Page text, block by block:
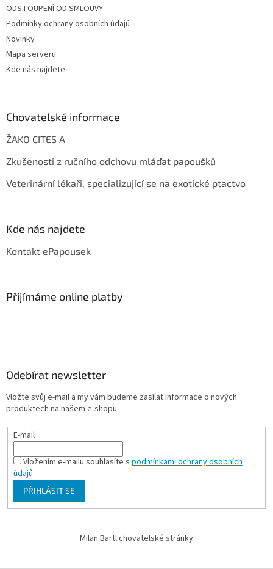
ODSTOUPENÍ OD SMLOUVY
Podmínky ochrany osobních údajů
Novinky
Mapa serveru
Kde nás najdete
Chovatelské informace
ŽAKO CITES A
Zkušenosti z ručního odchovu mláďat papoušků
Veterinární lékaři, specializující se na exotické ptactvo
Kde nás najdete
Kontakt ePapousek
Přijímáme online platby
Odebírat newsletter
Vložte svůj e-mail a my vám budeme zasílat informace o nových
produktech na našem e-shopu.
E-mail
Vložením e-mailu souhlasíte s podmínkami ochrany osobních
údajů
PŘIHLÁSIT SE
Milan Bartl chovatelské stránky